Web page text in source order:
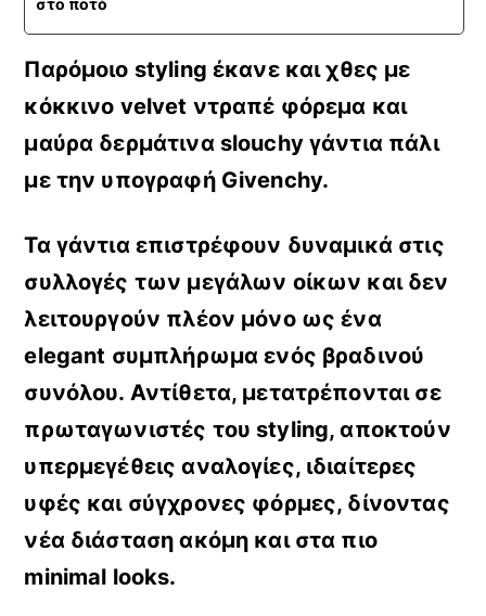
στο ποτό
Παρόμοιο styling έκανε και χθες με
κόκκινο velvet ντραπέ φόρεμα και
μαύρα δερμάτινα slouchy γάντια πάλι
με την υπογραφή Givenchy.
Τα γάντια επιστρέφουν δυναμικά στις
συλλογές των μεγάλων οίκων και δεν
λειτουργούν πλέον μόνο ως ένα
elegant συμπλήρωμα ενός βραδινού
συνόλου. Αντίθετα, μετατρέπονται σε
πρωταγωνιστές του styling, αποκτούν
υπερμεγέθεις αναλογίες, ιδιαίτερες
υφές και σύγχρονες φόρμες, δίνοντας
νέα διάσταση ακόμη και στα πιο
minimal looks.